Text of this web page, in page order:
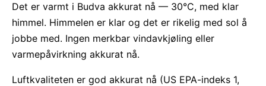
Det er varmt i Budva akkurat nå — 30°C, med klar
himmel. Himmelen er klar og det er rikelig med sol å
jobbe med. Ingen merkbar vindavkjøling eller
varmepåvirkning akkurat nå.
Luftkvaliteten er god akkurat nå (US EPA-indeks 1,